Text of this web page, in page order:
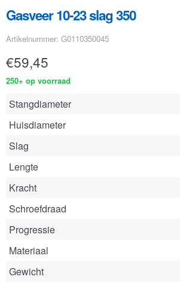
Gasveer 10-23 slag 350
Artikelnummer: G0110350045
€59,45
250+ op voorraad
Stangdiameter
Huisdiameter
Slag
Lengte
Kracht
Schroefdraad
Progressie
Materiaal
Gewicht